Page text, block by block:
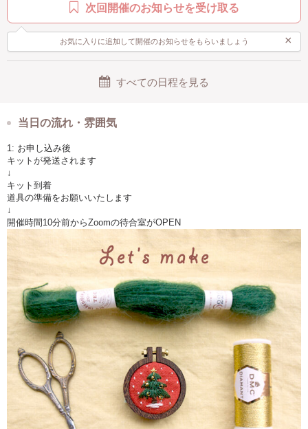
次回開催のお知らせを受け取る
お気に入りに追加して開催のお知らせをもらいましょう ×
すべての日程を見る
当日の流れ・雰囲気
1: お申し込み後
キットが発送されます
↓
キット到着
道具の準備をお願いいたします
↓
開催時間10分前からZoomの待合室がOPEN